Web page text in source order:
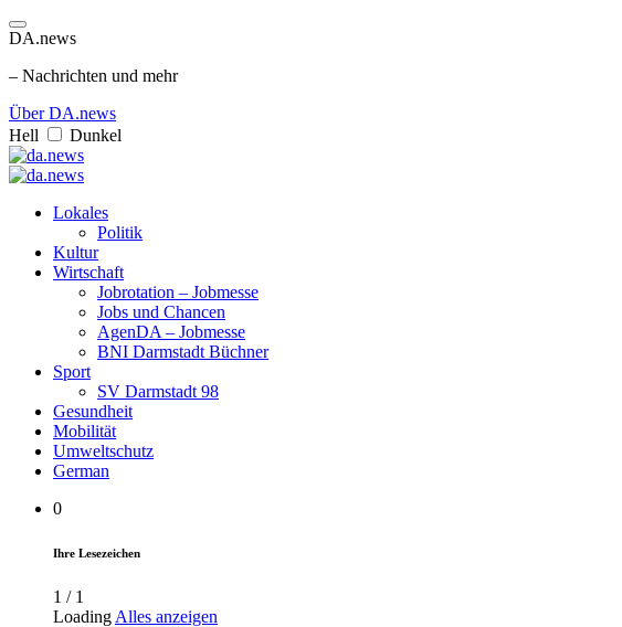
DA.news
– Nachrichten und mehr
Über DA.news
Hell
Dunkel
Lokales
Politik
Kultur
Wirtschaft
Jobrotation – Jobmesse
Jobs und Chancen
AgenDA – Jobmesse
BNI Darmstadt Büchner
Sport
SV Darmstadt 98
Gesundheit
Mobilität
Umweltschutz
German
0
Ihre Lesezeichen
1 / 1
Loading Alles anzeigen